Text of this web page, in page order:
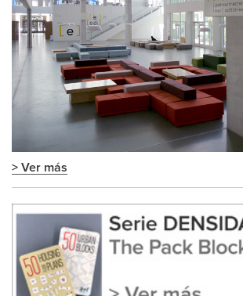
> Ver más